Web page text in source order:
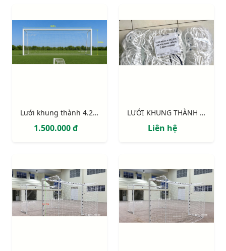
Lưới khung thành 4.2m x 2.2m x 1m x 1.2m
1.500.000 đ
LƯỚI KHUNG THÀNH 4.2m x 2.2m
Liên hệ